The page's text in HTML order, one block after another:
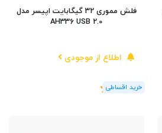
فلش مموری 32 گیگابایت اپیسر مدل
AH336 USB 2.0
اطلاع از موجودی
(1رای)
5